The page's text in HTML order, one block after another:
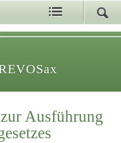
Ausführung